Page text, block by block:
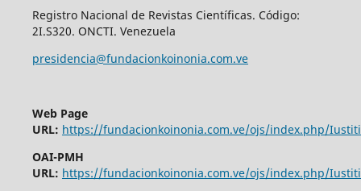
Registro Nacional de Revistas Científicas. Código:
2I.S320. ONCTI. Venezuela
presidencia@fundacionkoinonia.com.ve
Web Page
URL: https://fundacionkoinonia.com.ve/ojs/index.php/
OAI-PMH
URL: https://fundacionkoinonia.com.ve/ojs/index.php/